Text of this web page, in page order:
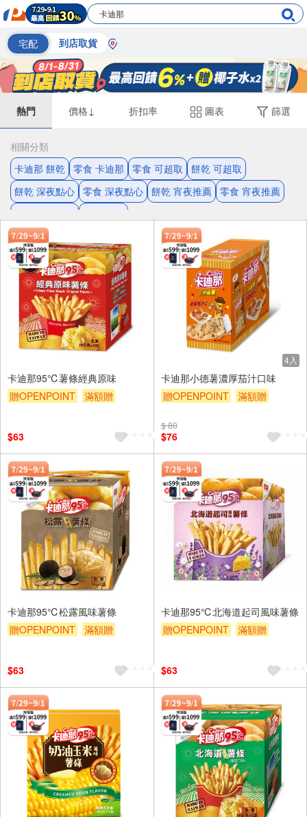
宅配 到店取貨
熱門 價格↓ 折扣率 圖表 篩選
相關分類
卡迪那 餅乾 零食 卡迪那 零食 可超取
餅乾 可超取
餅乾 深夜點心 零食 深夜點心 餅乾 宵夜推薦 零食 宵夜推薦
卡迪那95℃薯條經典原味
贈OPENPOINT
滿額贈
$63
4入
卡迪那小德薯濃厚茄汁口味
贈OPENPOINT
滿額贈
$ 80
$76
卡迪那95℃松露風味薯條
贈OPENPOINT
滿額贈
$63
卡迪那95℃北海道起司風味薯條
贈OPENPOINT
滿額贈
$63